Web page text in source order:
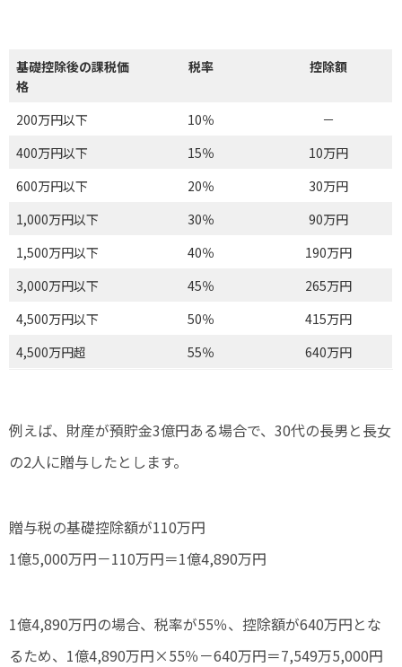
基礎控除後の課税価
格
税率 控除額
200万円以下 10％
－
400万円以下
15％
10万円
600万円以下
20％
30万円
1,000万円以下
30％
90万円
1,500万円以下
40％
190万円
3,000万円以下
45％
265万円
4,500万円以下
50％
415万円
4,500万円超
55％ 640万円
例えば、財産が預貯金3億円ある場合で、30代の長男と長女
の2人に贈与したとします。
贈与税の基礎控除額が110万円
1億5,000万円－110万円＝1億4,890万円
1億4,890万円の場合、税率が55％、控除額が640万円とな
るため、1億4,890万円×55％－640万円＝7,549万5,000円